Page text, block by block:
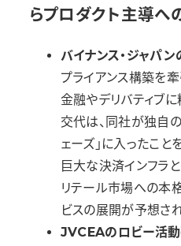
らプロダクト主導へ
バイナンス・ジャパン
プライアンス構築を
金融やデリバティブ
交代は、同社が独自
ェーズ」に入ったこ
巨大な決済インフラ
リテール市場への本
ビスの展開が予想され
JVCEAのロビー活動